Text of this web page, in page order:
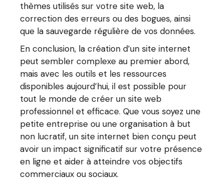
thèmes utilisés sur votre site web, la
correction des erreurs ou des bogues, ainsi
que la sauvegarde régulière de vos données.
En conclusion, la création d’un site internet
peut sembler complexe au premier abord,
mais avec les outils et les ressources
disponibles aujourd’hui, il est possible pour
tout le monde de créer un site web
professionnel et efficace. Que vous soyez une
petite entreprise ou une organisation à but
non lucratif, un site internet bien conçu peut
avoir un impact significatif sur votre présence
en ligne et aider à atteindre vos objectifs
commerciaux ou sociaux.